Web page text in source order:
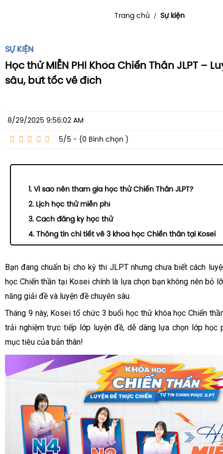
Trang chủ / Sự kiện
SỰ KIỆN
Học thử MIỄN PHÍ Khóa Chiến Thần JLPT –
sâu, bứt tốc về đích
8/29/2025 9:56:02 AM
5/5 - (0 Bình chọn )
1. Vì sao nên tham gia học thử Chiến Thần JLPT?
2. Lịch học thử miễn phí
3. Cách đăng ký học thử
4. Thông tin chi tiết về 3 khoá học Chiến thần tại Kosei
Bạn đang chuẩn bị cho kỳ thi JLPT nhưng chưa biết cách
học Chiến thần tại Kosei chính là lựa chọn bạn không nên bỏ
năng giải đề và luyện đề chuyên sâu.
Tháng 9 này, Kosei tổ chức 3 buổi học thử khóa học Chiến
trải nghiệm trực tiếp lớp luyện đề, dễ dàng lựa chọn lớp học
mục tiêu của bản thân!